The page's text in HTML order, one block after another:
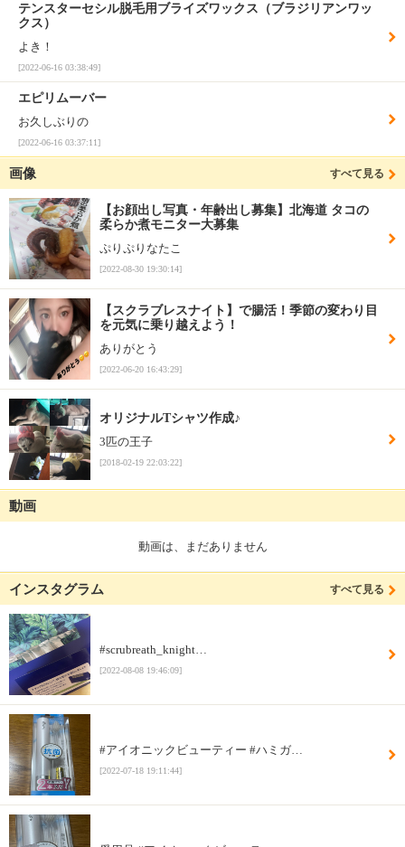
テンスターセシル脱毛用ブライズワックス（ブラジリアンワッ
クス）
よき！
[2022-06-16 03:38:49]
エピリムーバー
お久しぶりの
[2022-06-16 03:37:11]
画像 すべて見る
【お顔出し写真・年齢出し募集】北海道 タコの
柔らか煮モニター大募集
ぷりぷりなたこ
[2022-08-30 19:30:14]
【スクラブレスナイト】で腸活！季節の変わり目
を元気に乗り越えよう！
ありがとう
[2022-06-20 16:43:29]
オリジナルTシャツ作成♪
3匹の王子
[2018-02-19 22:03:22]
動画
動画は、まだありません
インスタグラム すべて見る
#scrubreath_knight…
[2022-08-08 19:46:09]
#アイオニックビューティー #ハミガ…
[2022-07-18 19:11:44]